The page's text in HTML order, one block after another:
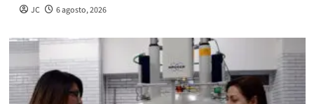
JC 6 agosto, 2026